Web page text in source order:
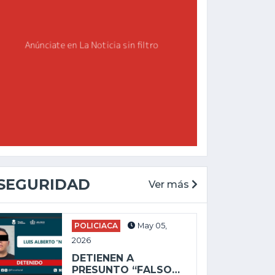
CHAPALA
May 27, 2025
ALEJANDRO
AGUIRRE LLEVA
ENVÍAN A PRISIÓN
Ver más
POLICIACA
May 05,
2026
DETIENEN A
PRESUNTO “FALSO…